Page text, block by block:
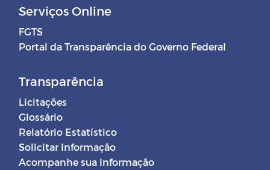
Serviços Online
FGTS
Portal da Transparência do Governo Federal
Transparência
Licitações
Glossário
Relatório Estatístico
Solicitar Informação
Acompanhe sua Informação